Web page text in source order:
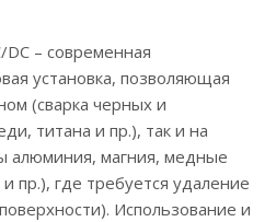
– современная
установка, позволяющая
(сварка черных и
титана и пр.), так и на
алюминия, магния, медные
пр.), где требуется удаление
Использование и